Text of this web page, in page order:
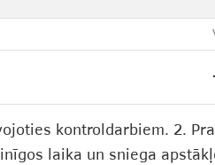
kontroldarbiem. 2.
laika un sniega